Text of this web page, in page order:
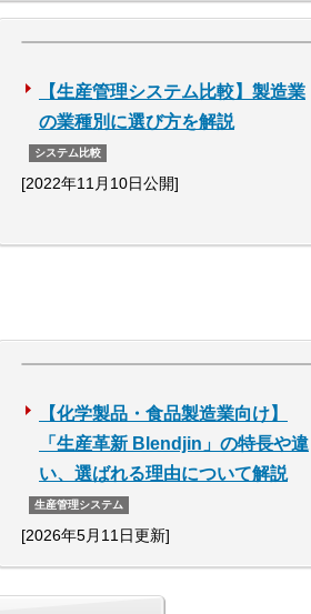
【生産管理システム比較】製造業
の業種別に選び方を解説
システム比較
[2022年11月10日公開]
【化学製品・食品製造業向け】
「生産革新 Blendjin」の特長や違
い、選ばれる理由について解説
生産管理システム
[2026年5月11日更新]